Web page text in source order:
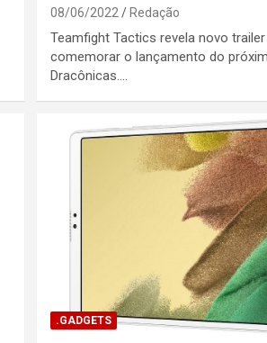
08/06/2022 Redação
Teamfight Tactics revela novo
comemorar o lançamento do
Dracônicas.…
.GADGETS